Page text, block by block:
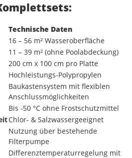
Technische Daten
16 – 56 m² Wasseroberfläche
11 – 39 m² (ohne Poolabdeckung)
200 cm x 100 cm pro Platte
Hochleistungs-Polypropylen
Baukastensystem mit flexiblen
Anschlussmöglichkeiten
Bis -50 °C ohne Frostschutzmittel
Chlor- & Salzwassergeeignet
Nutzung über bestehende
Filterpumpe
Differenztemperaturregelung mit